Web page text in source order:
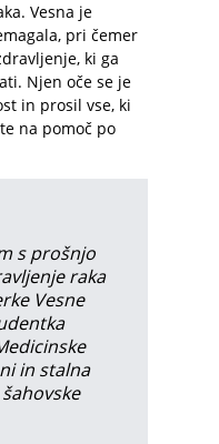
Vesna je
pri čemer
ki ga
Njen oče se je
in prosil vse, ki
na pomoč po
s prošnjo
raka
Vesne
in stalna